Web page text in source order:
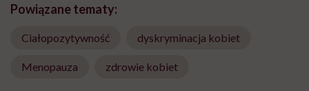
Powiązane tematy:
Ciałopozytywność dyskryminacja kobiet
Menopauza zdrowie kobiet